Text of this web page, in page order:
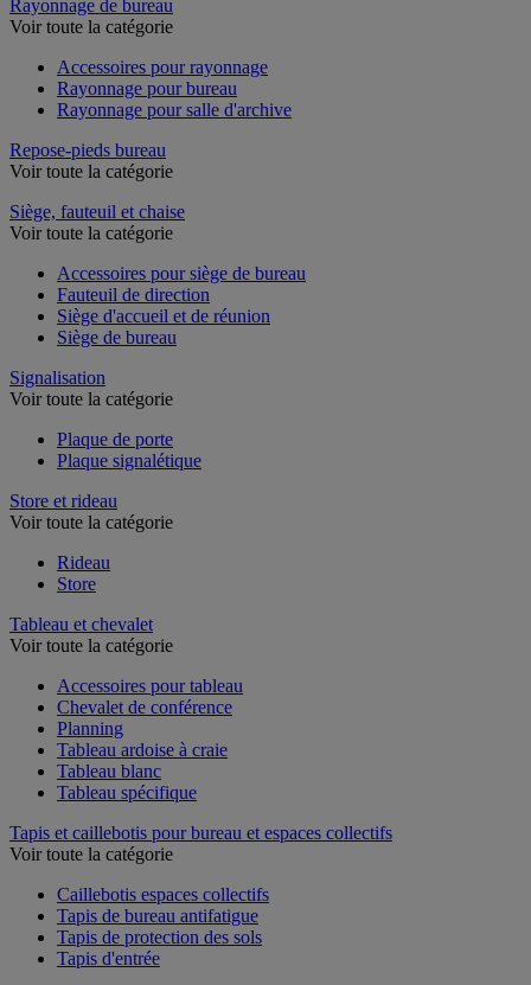
Rayonnage de bureau
Voir toute la catégorie
Accessoires pour rayonnage
Rayonnage pour bureau
Rayonnage pour salle d'archive
Repose-pieds bureau
Voir toute la catégorie
Siège, fauteuil et chaise
Voir toute la catégorie
Accessoires pour siège de bureau
Fauteuil de direction
Siège d'accueil et de réunion
Siège de bureau
Signalisation
Voir toute la catégorie
Plaque de porte
Plaque signalétique
Store et rideau
Voir toute la catégorie
Rideau
Store
Tableau et chevalet
Voir toute la catégorie
Accessoires pour tableau
Chevalet de conférence
Planning
Tableau ardoise à craie
Tableau blanc
Tableau spécifique
Tapis et caillebotis pour bureau et espaces collectifs
Voir toute la catégorie
Caillebotis espaces collectifs
Tapis de bureau antifatigue
Tapis de protection des sols
Tapis d'entrée